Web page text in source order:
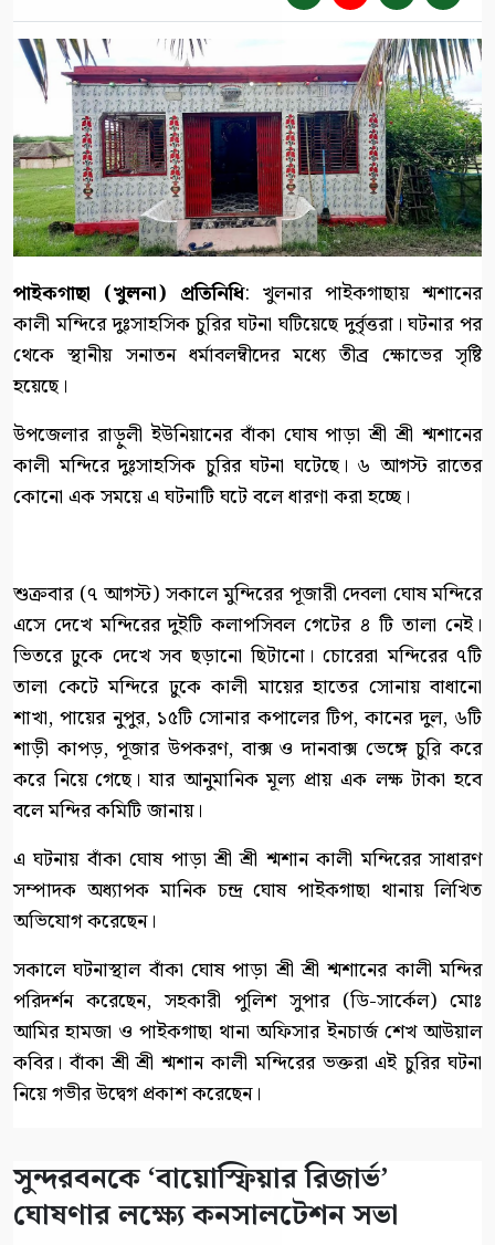
পাইকগাছা (খুলনা) প্রতিনিধি: খুলনার পাইকগাছায় শ্মশানের
কালী মন্দিরে দুঃসাহসিক চুরির ঘটনা ঘটিয়েছে দুর্বৃত্তরা। ঘটনার পর
থেকে স্থানীয় সনাতন ধর্মাবলম্বীদের মধ্যে তীব্র ক্ষোভের সৃষ্টি
হয়েছে।
উপজেলার রাড়ুলী ইউনিয়ানের বাঁকা ঘোষ পাড়া শ্রী শ্রী শ্মশানের
কালী মন্দিরে দুঃসাহসিক চুরির ঘটনা ঘটেছে। ৬ আগস্ট রাতের
কোনো এক সময়ে এ ঘটনাটি ঘটে বলে ধারণা করা হচ্ছে।
শুক্রবার (৭ আগস্ট) সকালে মুন্দিরের পূজারী দেবলা ঘোষ মন্দিরে
এসে দেখে মন্দিরের দুইটি কলাপসিবল গেটের ৪ টি তালা নেই।
ভিতরে ঢুকে দেখে সব ছড়ানো ছিটানো। চোরেরা মন্দিরের ৭টি
তালা কেটে মন্দিরে ঢুকে কালী মায়ের হাতের সোনায় বাধানো
শাখা, পায়ের নুপুর, ১৫টি সোনার কপালের টিপ, কানের দুল, ৬টি
শাড়ী কাপড়, পূজার উপকরণ, বাক্স ও দানবাক্স ভেঙ্গে চুরি করে
করে নিয়ে গেছে। যার আনুমানিক মূল্য প্রায় এক লক্ষ টাকা হবে
বলে মন্দির কমিটি জানায়।
এ ঘটনায় বাঁকা ঘোষ পাড়া শ্রী শ্রী শ্মশান কালী মন্দিরের সাধারণ
সম্পাদক অধ্যাপক মানিক চন্দ্র ঘোষ পাইকগাছা থানায় লিখিত
অভিযোগ করেছেন।
সকালে ঘটনাস্থাল বাঁকা ঘোষ পাড়া শ্রী শ্রী শ্মশানের কালী মন্দির
পরিদর্শন করেছেন, সহকারী পুলিশ সুপার (ডি-সার্কেল) মোঃ
আমির হামজা ও পাইকগাছা থানা অফিসার ইনচার্জ শেখ আউয়াল
কবির। বাঁকা শ্রী শ্রী শ্মশান কালী মন্দিরের ভক্তরা এই চুরির ঘটনা
নিয়ে গভীর উদ্বেগ প্রকাশ করেছেন।
সুন্দরবনকে ‘বায়োস্ফিয়ার রিজার্ভ’
ঘোষণার লক্ষ্যে কনসালটেশন সভা